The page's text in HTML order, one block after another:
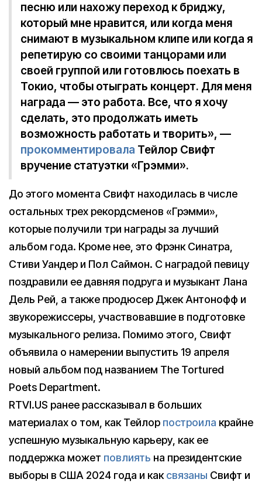
песню или нахожу переход к бриджу,
который мне нравится, или когда меня
снимают в музыкальном клипе или когда я
репетирую со своими танцорами или
своей группой или готовлюсь поехать в
Токио, чтобы отыграть концерт. Для меня
награда — это работа. Все, что я хочу
сделать, это продолжать иметь
возможность работать и творить», —
прокомментировала Тейлор Свифт
вручение статуэтки «Грэмми».
До этого момента Свифт находилась в числе
остальных трех рекордсменов «Грэмми»,
которые получили три награды за лучший
альбом года. Кроме нее, это Фрэнк Синатра,
Стиви Уандер и Пол Саймон. С наградой певицу
поздравили ее давняя подруга и музыкант Лана
Дель Рей, а также продюсер Джек Антонофф и
звукорежиссеры, участвовавшие в подготовке
музыкального релиза. Помимо этого, Свифт
объявила о намерении выпустить 19 апреля
новый альбом под названием The Tortured
Poets Department.
RTVI.US ранее рассказывал в больших
материалах о том, как Тейлор построила крайне
успешную музыкальную карьеру, как ее
поддержка может повлиять на президентские
выборы в США 2024 года и каксвязаны Свифт и